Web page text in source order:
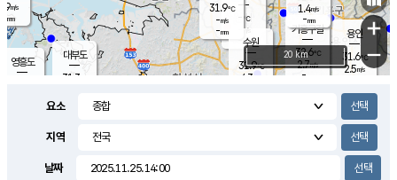
m/s
mm
영흥도
용인
31.6℃
2.5m/s
3.3m/s
대부도
31.3
- ℃
m/s
mm
기흥구갈
32.6℃
2.7m/s
-
31.9℃
-m/s
-mm
1.4m/s
-mm
수원
31.9℃
4.3 m/s
+
−
20 km
요소
지역
날짜